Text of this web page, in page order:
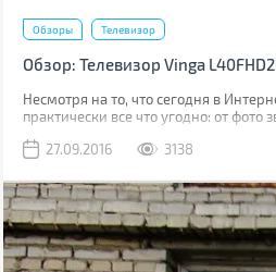
Обзоры Телевизор
Обзор: Телевизор Vinga
Несмотря на то, что сегодня в
практически все что угодно: от
тому есть множество причин,
может похвастаться Интернет.
вниманию отличный вариант для
телевидения и не только, новинку
Full HD-разрешением Vinga
27.09.2016 3138